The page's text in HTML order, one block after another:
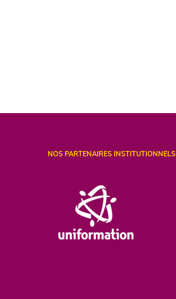
NOS PARTENAIRES INSTITUTIONNELS